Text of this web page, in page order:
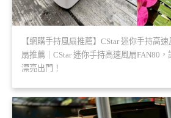
【網購手持風扇推薦】CStar 迷你手持高
扇推薦｜CStar 迷你手持高速風扇FAN80
漂亮出門！